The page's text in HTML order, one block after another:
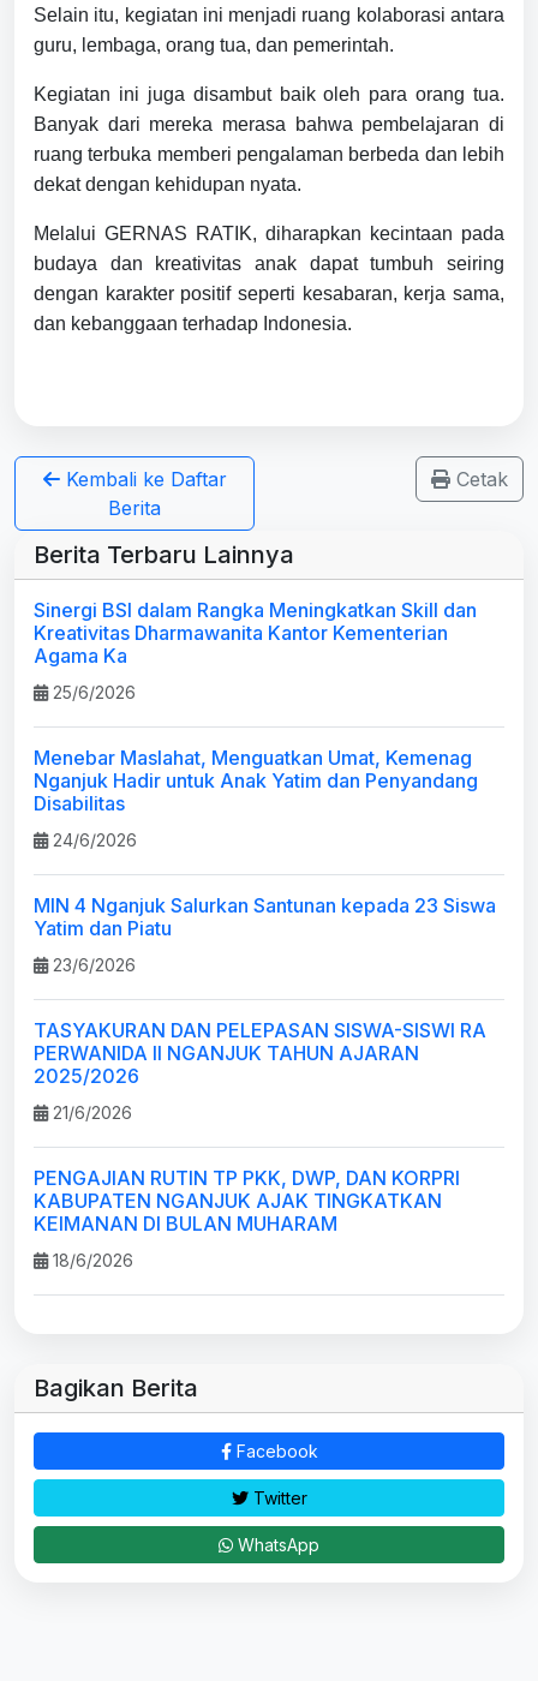
Selain itu, kegiatan ini menjadi ruang kolaborasi antara
guru, lembaga, orang tua, dan pemerintah.
Kegiatan ini juga disambut baik oleh para orang tua.
Banyak dari mereka merasa bahwa pembelajaran di
ruang terbuka memberi pengalaman berbeda dan lebih
dekat dengan kehidupan nyata.
Melalui GERNAS RATIK, diharapkan kecintaan pada
budaya dan kreativitas anak dapat tumbuh seiring
dengan karakter positif seperti kesabaran, kerja sama,
dan kebanggaan terhadap Indonesia.
Kembali ke Daftar
Berita
Cetak
Berita Terbaru Lainnya
Sinergi BSI dalam Rangka Meningkatkan Skill dan
Kreativitas Dharmawanita Kantor Kementerian
Agama Ka
25/6/2026
Menebar Maslahat, Menguatkan Umat, Kemenag
Nganjuk Hadir untuk Anak Yatim dan Penyandang
Disabilitas
24/6/2026
MIN 4 Nganjuk Salurkan Santunan kepada 23 Siswa
Yatim dan Piatu
23/6/2026
TASYAKURAN DAN PELEPASAN SISWA-SISWI RA
PERWANIDA II NGANJUK TAHUN AJARAN
2025/2026
21/6/2026
PENGAJIAN RUTIN TP PKK, DWP, DAN KORPRI
KABUPATEN NGANJUK AJAK TINGKATKAN
KEIMANAN DI BULAN MUHARAM
18/6/2026
Bagikan Berita
Facebook
Twitter
WhatsApp